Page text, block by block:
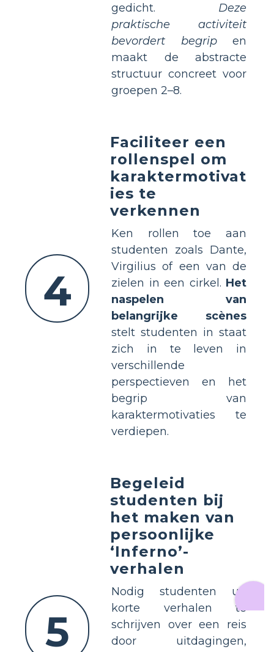
gedicht. Deze
praktische activiteit
bevordert begripen
maakt de abstracte
structuur concreet voor
groepen 2–8.
4
Faciliteer een
rollenspel om
karaktermotivat
ies te
verkennen
Ken rollen toe aan
studenten zoals Dante,
Virgilius of een van de
zielen in een cirkel. Het
naspelen van
belangrijke scènes
stelt studenten in staat
zich in te leven in
verschillende
perspectieven en het
begrip van
karaktermotivaties te
verdiepen.
5
Begeleid
studenten bij
het maken van
persoonlijke
‘Inferno’-
verhalen
Nodig studenten uit
korte verhalen te
schrijven over een reis
door uitdagingen,